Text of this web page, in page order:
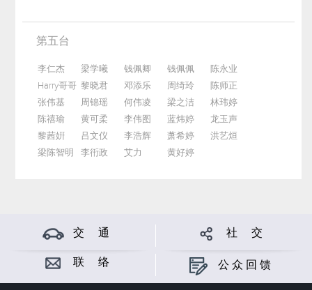
第五台
李仁杰 梁学曦 钱佩卿 钱佩佩
陈永业
Harry哥哥 黎晓君 邓添乐 周绮玲
陈师正
张伟基
周锦瑶 何伟凌 梁之洁
林玮婷
陈禧瑜
黄可柔 李伟图 蓝炜婷
龙玉声
黎茜姸
吕文仪 李浩辉 萧希婷
洪艺烜
梁陈智明
李衎政 艾力 黄好婷
交 通 社 交
联 络 公众回馈